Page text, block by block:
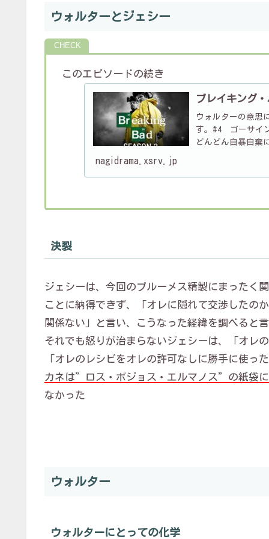
ウォルターとジェシー
このエピソードの続き
ブレイキング
ウォルターの意思
す。#4 ゴーサイ
どんどん自暴自棄
nagidrama.xsrv.jp
決裂
ジェシーは、今回のブルーメス精製にまったく
ことに納得できず、「オレに隠れて交渉したの
関係ない」と言い、こうなった経緯を調べると
それでも怒りが治まらないジェシーは、「オレ
「オレのレシピをオレの許可なしに勝手に使っ
カネは”ロス・ボジョス・エルマノス”の紙袋
なかった
ウォルター
ウォルターにとっての化学